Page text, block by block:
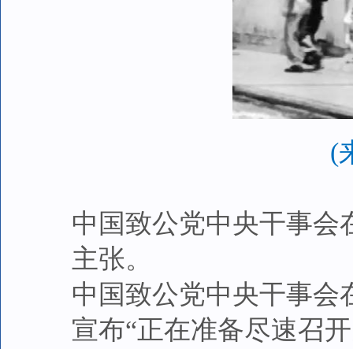
(
中国致公党中央干事会
主张。
中国致公党中央干事会
宣布“正在准备尽速召